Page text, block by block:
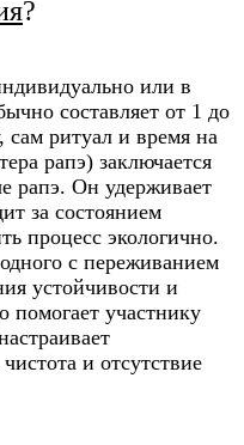
?
или в
составляет от 1 до
сам ритуал и время на
рапэ) заключается
рапэ. Он удерживает
за состоянием
процесс экологично.
с переживанием
устойчивости и
помогает участнику
и отсутствие